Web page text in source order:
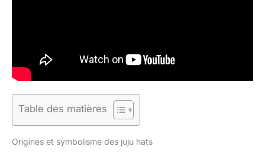
Table des matières
Origines et symbolisme des juju hats